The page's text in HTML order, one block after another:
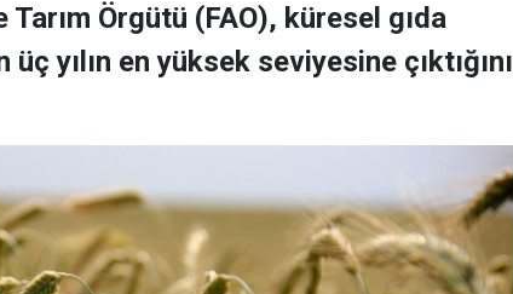
Örgütü (FAO), küresel gıda
yılın en yüksek seviyesine çıktığını